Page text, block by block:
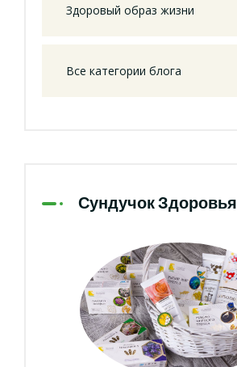
Здоровый образ жизни
Все категории блога
Сундучок Здоровья